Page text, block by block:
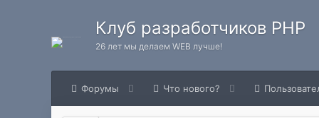
Клуб разработчиков PHP
26 лет мы делаем WEB лучше!
Форумы Что нового?